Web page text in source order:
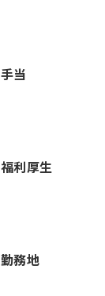
手当
福利厚生
勤務地